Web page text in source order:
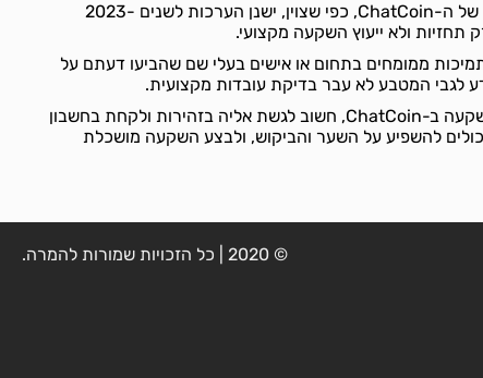
לגבי תחזיות לערכו או צמיחתו של ה-ChatCoin, כפי שצוין, ישנן הערכות לשנים 2023-
ממומחים בתחום או אישים בעלי שם שהביעו דעתם על
בסיכום, כאשר מתעניינים בהשקעה ב-ChatCoin, חשוב לגשת אליה בזהירות ולקחת בחשבון
להשפיע על השער והביקוש, ולבצע השקעה מושכלת
© 2020 | כל הזכויות שמורות להמרה.